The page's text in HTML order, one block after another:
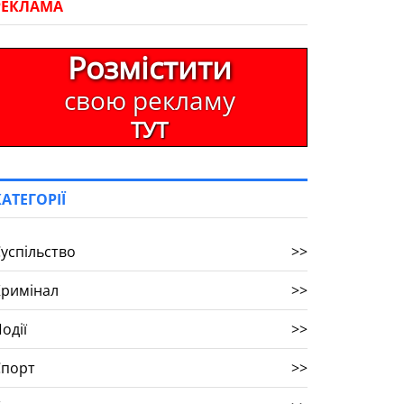
Розмістити
свою рекламу
ТУТ
>>
>>
>>
>>